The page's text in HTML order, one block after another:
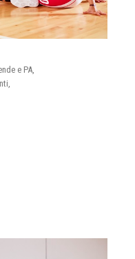
e PA,